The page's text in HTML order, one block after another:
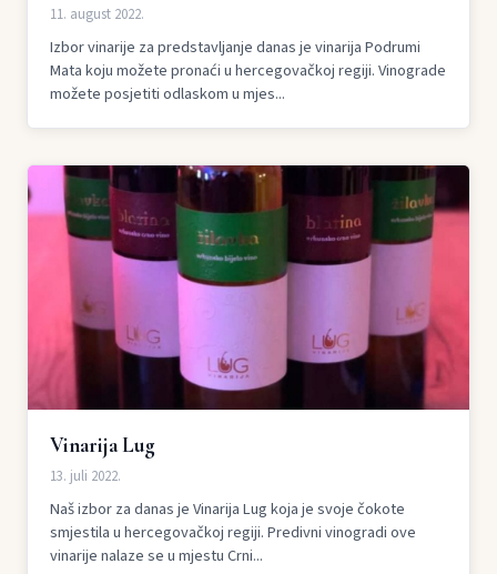
11. august 2022.
Izbor vinarije za predstavljanje danas je vinarija Podrumi
Mata koju možete pronaći u hercegovačkoj regiji. Vinograde
možete posjetiti odlaskom u mjes...
Vinarija Lug
13. juli 2022.
Naš izbor za danas je Vinarija Lug koja je svoje čokote
smjestila u hercegovačkoj regiji. Predivni vinogradi ove
vinarije nalaze se u mjestu Crni...